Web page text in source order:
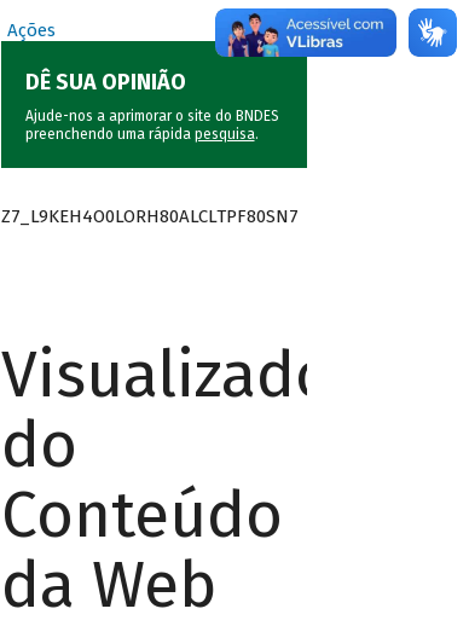
Ações
DÊ SUA OPINIÃO
Ajude-nos a aprimorar o site do BNDES
preenchendo uma rápida pesquisa.
Z7_L9KEH4O0LORH80ALCLTPF80SN7
Visualizador
do
Conteúdo
da Web